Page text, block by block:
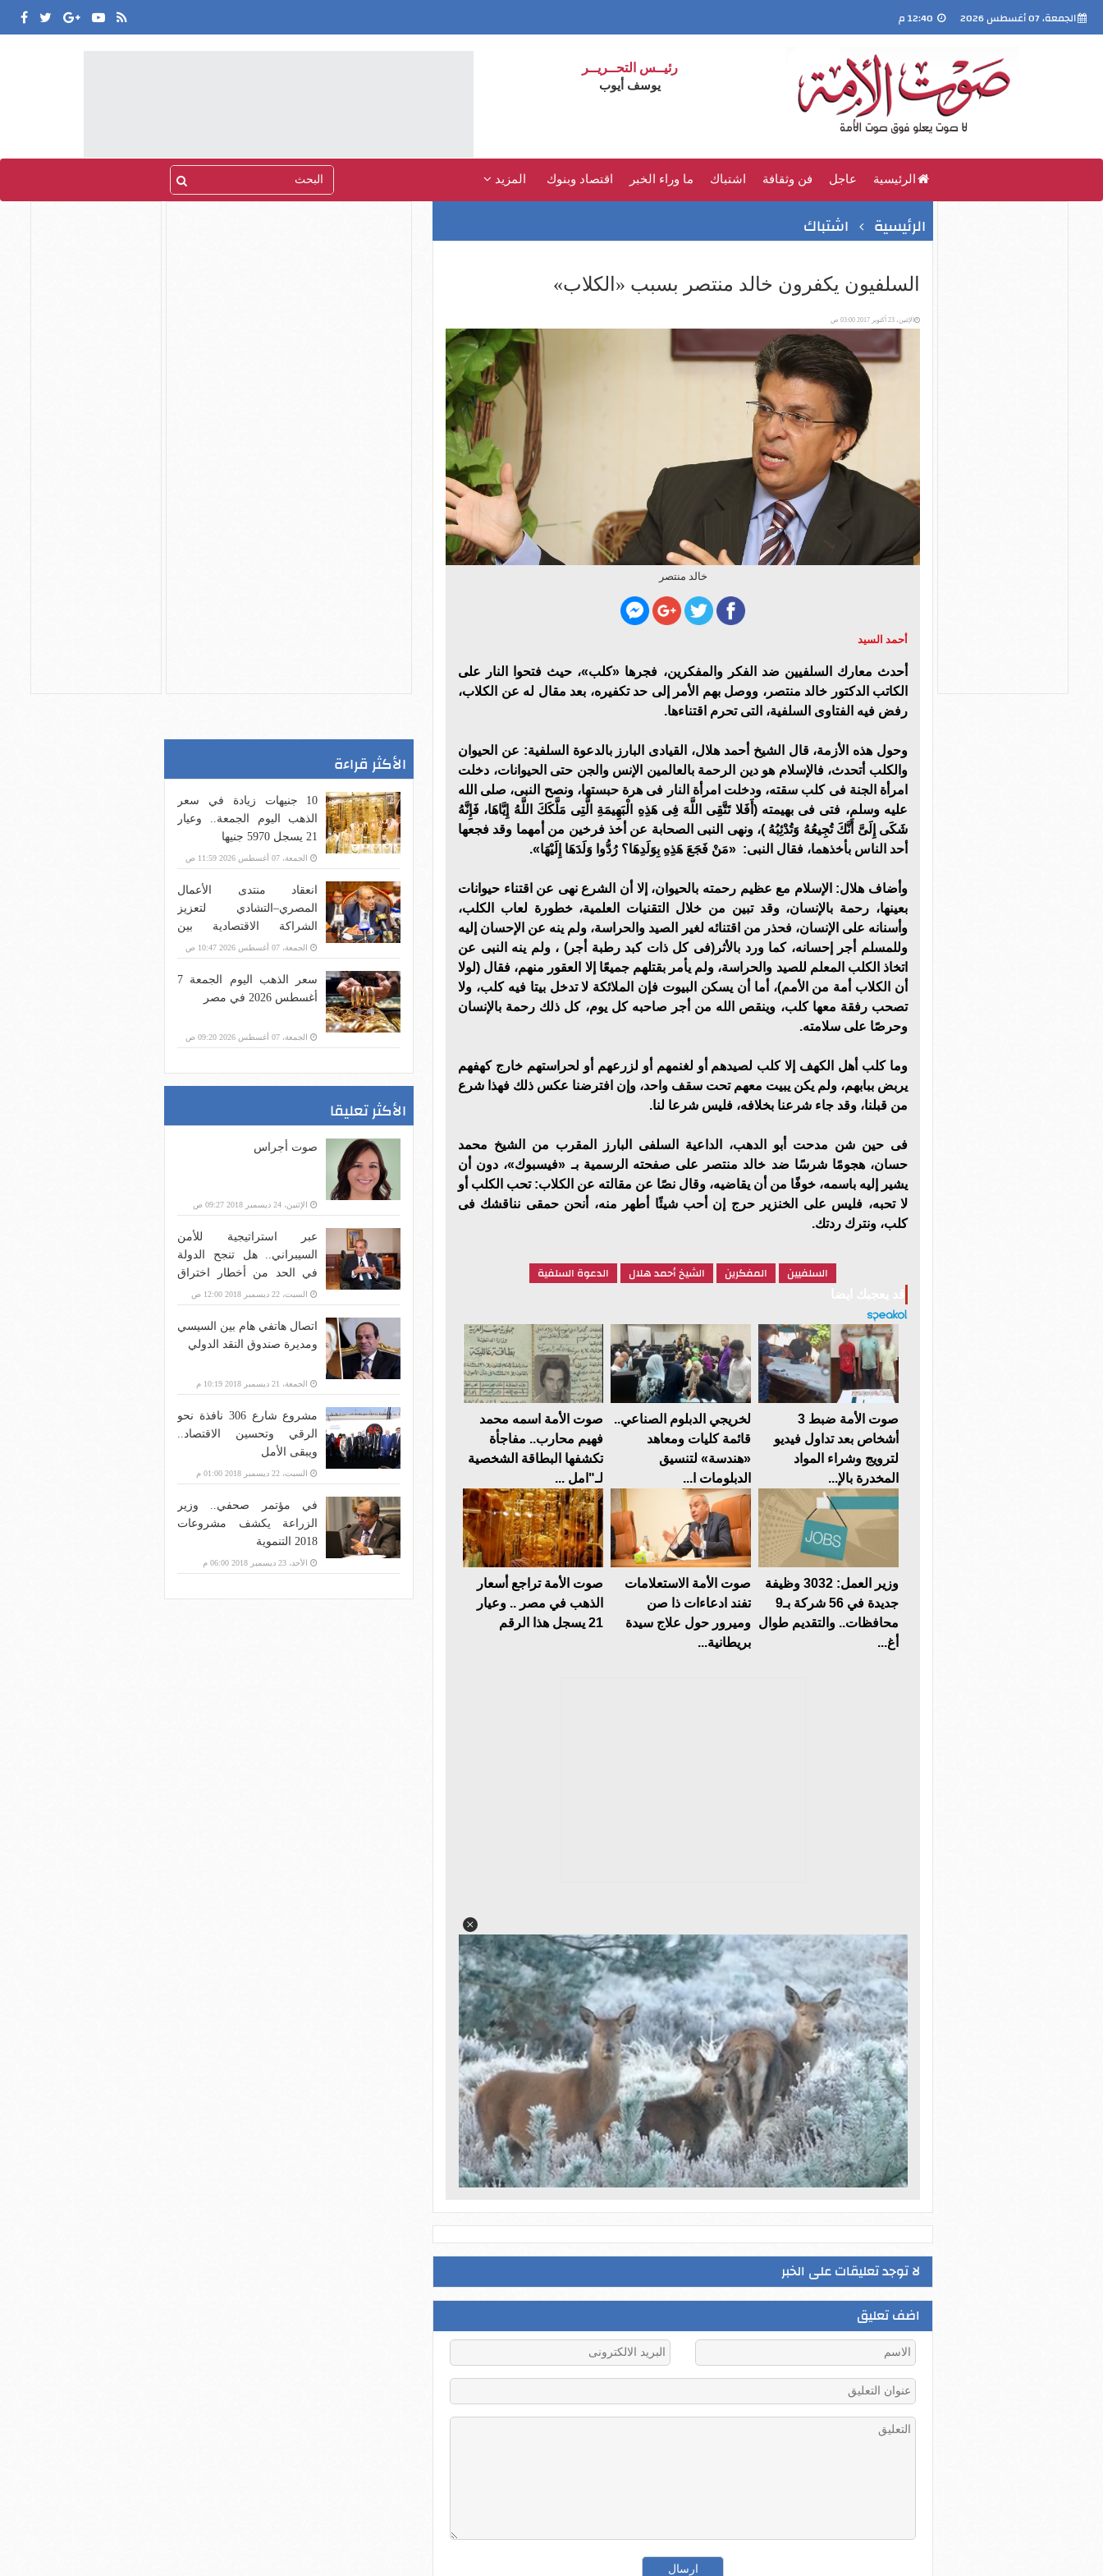
الجمعة، 07 أغسطس 2026
رئيــس التحــريــر
يوسف أيوب
الرئيسية عاجل فن وثقافة اشتباك ما وراء الخبر اقتصاد وبنوك المزيد
الرئيسية اشتباك
السلفيون يكفرون خالد منتصر بسبب «الكلاب»
الإثنين، 23 أكتوبر 2017 03:00 ص
خالد منتصر
أحمد السيد
أحدث معارك السلفيين ضد الفكر والمفكرين، فجرها «كلب»، حيث فتحوا النار على
الكاتب الدكتور خالد منتصر، ووصل بهم الأمر إلى حد تكفيره، بعد مقال له عن الكلاب،
رفض فيه الفتاوى السلفية، التى تحرم اقتناءها.
وحول هذه الأزمة، قال الشيخ أحمد هلال، القيادى البارز بالدعوة السلفية: عن الحيوان
والكلب أتحدث، فالإسلام هو دين الرحمة بالعالمين الإنس والجن حتى الحيوانات، دخلت
امرأة الجنة فى كلب سقته، ودخلت امرأة النار فى هرة حبستها، ونصح النبى، صلى الله
عليه وسلم، فتى فى بهيمته (أَفَلا تَتَّقِى اللَّهَ فِى هَذِهِ الْبَهِيمَةِ الَّتِى مَلَّكَكَ اللَّهُ إِيَّاهَا، فَإِنَّهُ
شَكَى إِلَىَّ أَنَّكَ تُجِيعُهُ وَتُدْئِبُهُ )، ونهى النبى الصحابة عن أخذ فرخين من أمهما وقد فجعها
أحد الناس بأخذهما، فقال النبى: «مَنْ فَجَعَ هَذِهِ بِوَلَدِهَا؟ رُدُّوا وَلَدَهَا إِلَيْهَا».
وأضاف هلال: الإسلام مع عظيم رحمته بالحيوان، إلا أن الشرع نهى عن اقتناء حيوانات
بعينها، رحمة بالإنسان، وقد تبين من خلال التقنيات العلمية، خطورة لعاب الكلب،
وأسنانه على الإنسان، فحذر من اقتنائه لغير الصيد والحراسة، ولم ينه عن الإحسان إليه
وللمسلم أجر إحسانه، كما ورد بالأثر(فى كل ذات كبد رطبة أجر) ، ولم ينه النبى عن
اتخاذ الكلب المعلم للصيد والحراسة، ولم يأمر بقتلهم جميعًا إلا العقور منهم، فقال (لولا
أن الكلاب أمة من الأمم)، أما أن يسكن البيوت فإن الملائكة لا تدخل بيتا فيه كلب، ولا
تصحب رفقة معها كلب، وينقص الله من أجر صاحبه كل يوم، كل ذلك رحمة بالإنسان
وحرصًا على سلامته.
وما كلب أهل الكهف إلا كلب لصيدهم أو لغنمهم أو لزرعهم أو لحراستهم خارج كهفهم
يربض ببابهم، ولم يكن يبيت معهم تحت سقف واحد، وإن افترضنا عكس ذلك فهذا شرع
من قبلنا، وقد جاء شرعنا بخلافه، فليس شرعا لنا.
فى حين شن مدحت أبو الدهب، الداعية السلفى البارز المقرب من الشيخ محمد
حسان، هجومًا شرسًا ضد خالد منتصر على صفحته الرسمية بـ «فيسبوك»، دون أن
يشير إليه باسمه، خوفًا من أن يقاضيه، وقال نصًا عن مقالته عن الكلاب: تحب الكلب أو
لا تحبه، فليس على الخنزير حرج إن أحب شيئًا أطهر منه، أنحن حمقى نناقشك فى
كلب، ونترك ردتك.
السلفيين المفكرين الشيخ أحمد هلال الدعوة السلفية
صوت الأمة ضبط 3
أشخاص بعد تداول فيديو
لترويج وشراء المواد
المخدرة بالإ...
لخريجي الدبلوم الصناعي..
قائمة كليات ومعاهد
«هندسة» لتنسيق
الدبلومات ا...
صوت الأمة اسمه محمد
فهيم محارب.. مفاجأة
تكشفها البطاقة الشخصية
لـ"امل ...
وزير العمل: 3032 وظيفة
جديدة في 56 شركة بـ9
محافظات.. والتقديم طوال
أغ...
صوت الأمة الاستعلامات
تفند ادعاءات ذا صن
وميرور حول علاج سيدة
بريطانية...
صوت الأمة تراجع أسعار
الذهب في مصر .. وعيار
21 يسجل هذا الرقم
لا توجد تعليقات على الخبر
اضف تعليق
الأكثر قراءة
10 جنيهات زيادة في سعر
الذهب اليوم الجمعة.. وعيار
21 يسجل 5970 جنيها
الجمعة، 07 أغسطس 2026 11:59 ص
انعقاد منتدى الأعمال
المصري–التشادي لتعزيز
الشراكة الاقتصادية بين
البلدين
الجمعة، 07 أغسطس 2026 10:47 ص
سعر الذهب اليوم الجمعة 7
أغسطس 2026 في مصر
الجمعة، 07 أغسطس 2026 09:20 ص
الأكثر تعليقا
صوت أجراس
الإثنين، 24 ديسمبر 2018 09:27 ص
عبر استراتيجية للأمن
السيبراني.. هل تنجح الدولة
في الحد من أخطار اختراق
بنية الاتصالات؟
السبت، 22 ديسمبر 2018 12:00 ص
اتصال هاتفي هام بين السيسي
ومديرة صندوق النقد الدولي
الجمعة، 21 ديسمبر 2018 10:19 م
مشروع شارع 306 نافذة نحو
الرقي وتحسين الاقتصاد..
ويبقى الأمل
السبت، 22 ديسمبر 2018 01:00 م
في مؤتمر صحفي.. وزير
الزراعة يكشف مشروعات
2018 التنموية
الأحد، 23 ديسمبر 2018 06:00 م